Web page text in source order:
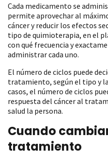
Cada medicamento se
permite aprovechar al
cáncer y reducir los efectos
tipo de quimioterapia, en el
con qué frecuencia y
administrar cada uno.
El número de ciclos puede
tratamiento, según el tipo y
casos, el número de ciclos
respuesta del cáncer al
salud la persona.
Cuando
tratamiento